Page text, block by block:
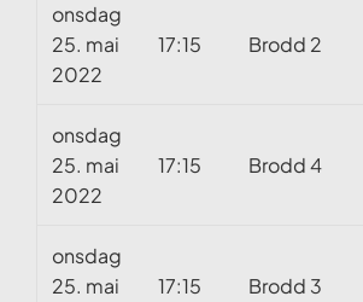
onsdag
25. mai
2022
17:15 Brodd 2
onsdag
25. mai
2022
17:15 Brodd 4
onsdag
25. mai
17:15 Brodd 3